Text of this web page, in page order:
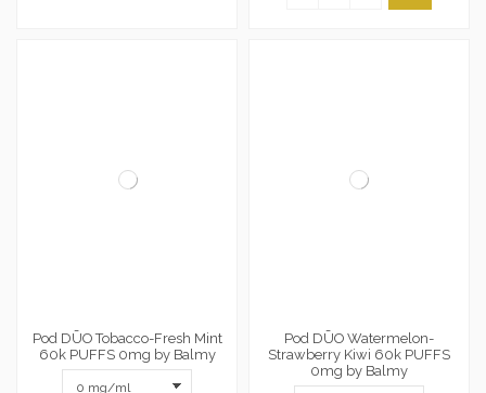
Pod DŪO Tobacco-Fresh Mint
60k PUFFS 0mg by Balmy
Pod DŪO Watermelon-
Strawberry Kiwi 60k PUFFS
0mg by Balmy